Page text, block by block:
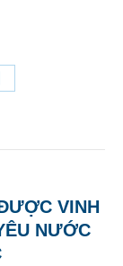
VINH
NƯỚC